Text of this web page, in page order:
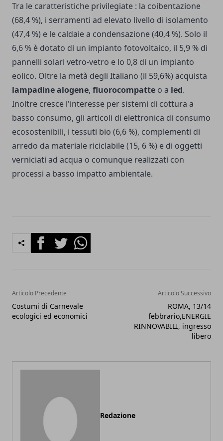
Tra le caratteristiche privilegiate : la coibentazione
(68,4 %), i serramenti ad elevato livello di isolamento
(47,4 %) e le caldaie a condensazione (40,4 %). Solo il
6,6 % è dotato di un impianto fotovoltaico, il 5,9 % di
pannelli solari vetro-vetro e lo 0,8 di un impianto
eolico. Oltre la metà degli Italiano (il 59,6%) acquista
lampadine alogene, fluorocompatte o a led.
Inoltre cresce l'interesse per sistemi di cottura a
basso consumo, gli articoli di elettronica di consumo
ecosostenibili, i tessuti bio (6,6 %), complementi di
arredo da materiale riciclabile (15, 6 %) e di oggetti
verniciati ad acqua o comunque realizzati con
processi a basso impatto ambientale.
FacebookTwitterWhatsapp
Articolo Precedente
Costumi di Carnevale
ecologici ed economici
Articolo Successivo
ROMA, 13/14
febbrario,ENERGIE
RINNOVABILI, ingresso
libero
Redazione